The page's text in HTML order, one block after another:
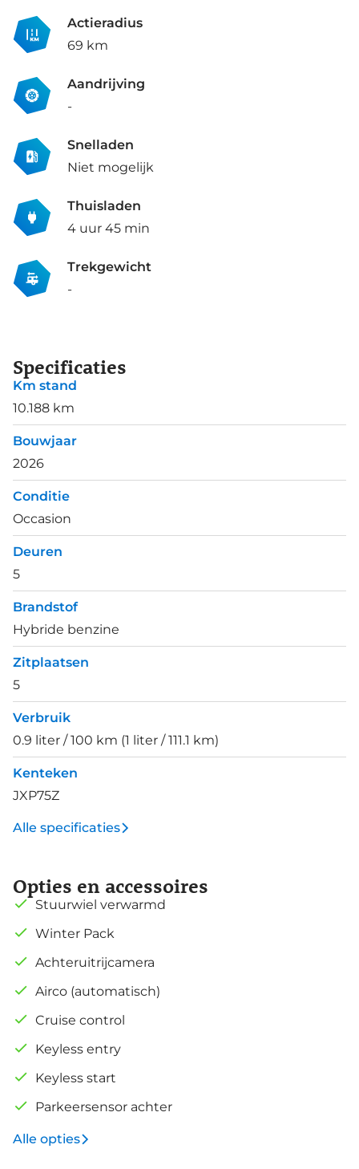
Actieradius
69 km
Aandrijving
-
Snelladen
Niet mogelijk
Thuisladen
4 uur 45 min
Trekgewicht
-
Specificaties
Km stand
10.188 km
Bouwjaar
2026
Conditie
Occasion
Deuren
5
Brandstof
Hybride benzine
Zitplaatsen
5
Verbruik
0.9 liter / 100 km (1 liter / 111.1 km)
Kenteken
JXP75Z
Alle specificaties
Opties en accessoires
Stuurwiel verwarmd
Winter Pack
Achteruitrijcamera
Airco (automatisch)
Cruise control
Keyless entry
Keyless start
Parkeersensor achter
Alle opties